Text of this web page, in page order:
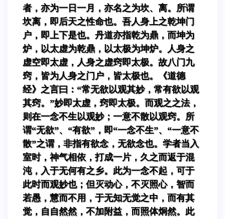
者，亦为一日一月，亦名之为坎、离。所谓
坎离，即后天之性命也。吾人身上之乾坤门
户，即上下是也。丹道亦指乾为鼎，而坤为
炉，以太虚为乾鼎，以太极为坤炉。人身之
虚空即太虚，人身之虚窍即太极。故八门九
窍，皆为人身之门户，皆太极也。《道德
经》之言曰：“常无欲以观其妙，常有欲以观
其窍。”妙即太虚，窍即太极。而观之之法，
则在一念不生以观妙；一意不散以观窍。所
谓“无欲”、“有欲”，即“一念不生”、“一意不
散”之谓，非指有欲念，无欲念也。学者当入
室时，神气相依，打成一片，久之而返于混
沌，入于无何有之乡。此为一念不起，可于
此时而观妙也；但灭动心，不灭照心，智而
若愚，慧而不用，于无知无觉之中，而有其
觉，自自然然，不加附益，而照体炯然。此